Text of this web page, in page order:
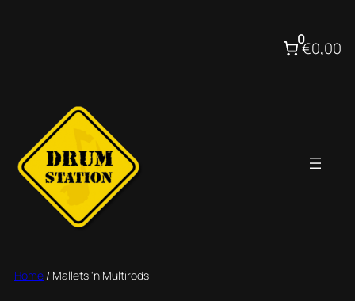
0€0,00
Home / Mallets 'n Multirods